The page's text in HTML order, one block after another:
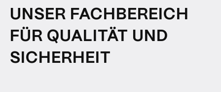
UNSER FACHBEREICH
FÜR QUALITÄT UND
SICHERHEIT